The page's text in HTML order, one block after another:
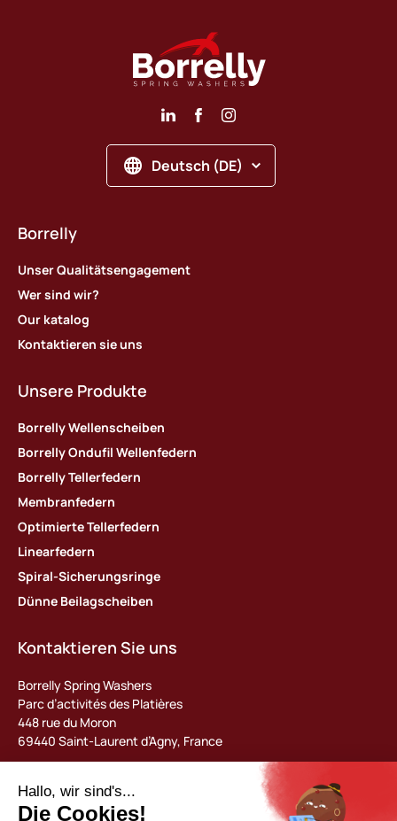
Deutsch (DE)
Borrelly
Unser Qualitätsengagement
Wer sind wir?
Our katalog
Kontaktieren sie uns
Unsere Produkte
Borrelly Wellenscheiben
Borrelly Ondufil Wellenfedern
Borrelly Tellerfedern
Membranfedern
Optimierte Tellerfedern
Linearfedern
Spiral-Sicherungsringe
Dünne Beilagscheiben
Kontaktieren Sie uns
Borrelly Spring Washers
Parc d’activités des Platières
448 rue du Moron
69440 Saint-Laurent d’Agny, France
contact@borrelly.com